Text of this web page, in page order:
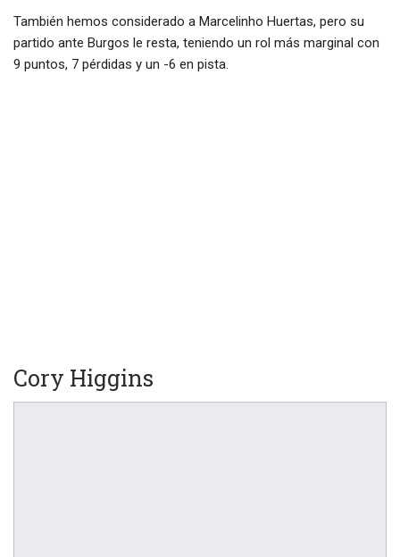
También hemos considerado a Marcelinho Huertas, pero su
partido ante Burgos le resta, teniendo un rol más marginal con
9 puntos, 7 pérdidas y un -6 en pista.
Cory Higgins